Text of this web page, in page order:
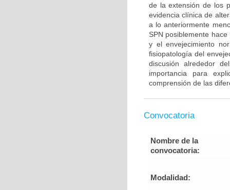
de la extensión de los
evidencia clínica de
a lo anteriormente
SPN posiblemente
y el envejecimiento
fisiopatología del
discusión alrededor
importancia para
comprensión de las
Convocatoria
Nombre de la
convocatoria:
Modalidad: